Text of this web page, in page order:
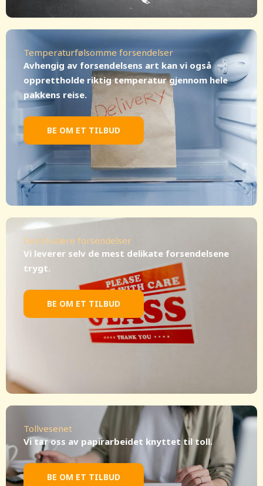
Temperaturfølsomme forsendelser
Avhengig av forsendelsens art kan vi også
opprettholde riktig temperatur gjennom hele
pakkens reise.
BE OM ET TILBUD
Desirkulære forsendelser
Vi leverer selv de mest delikate forsendelsene
trygt.
BE OM ET TILBUD
Tollvesenet
Vi tar oss av papirarbeidet knyttet til toll.
BE OM ET TILBUD